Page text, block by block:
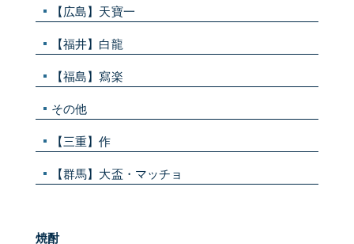
【広島】天寶一
【福井】白龍
【福島】寫楽
その他
【三重】作
【群馬】大盃・マッチョ
焼酎